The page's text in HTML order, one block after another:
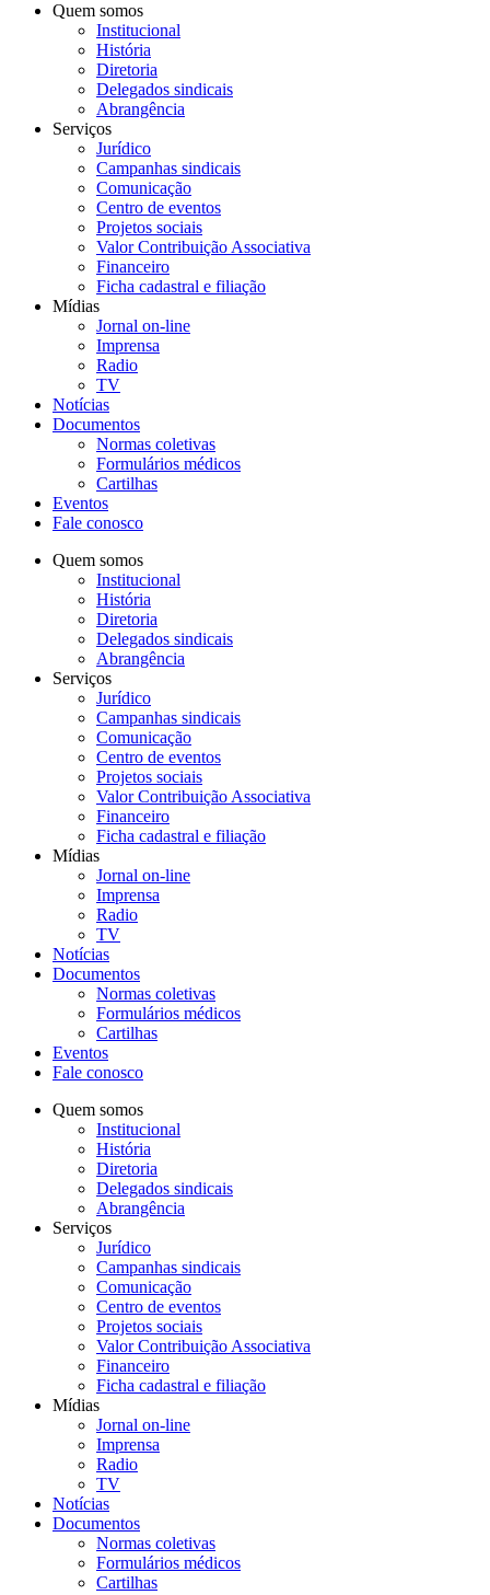
Quem somos
Institucional
História
Diretoria
Delegados sindicais
Abrangência
Serviços
Jurídico
Campanhas sindicais
Comunicação
Centro de eventos
Projetos sociais
Valor Contribuição Associativa
Financeiro
Ficha cadastral e filiação
Mídias
Jornal on-line
Imprensa
Radio
TV
Notícias
Documentos
Normas coletivas
Formulários médicos
Cartilhas
Eventos
Fale conosco
Quem somos
Institucional
História
Diretoria
Delegados sindicais
Abrangência
Serviços
Jurídico
Campanhas sindicais
Comunicação
Centro de eventos
Projetos sociais
Valor Contribuição Associativa
Financeiro
Ficha cadastral e filiação
Mídias
Jornal on-line
Imprensa
Radio
TV
Notícias
Documentos
Normas coletivas
Formulários médicos
Cartilhas
Eventos
Fale conosco
Quem somos
Institucional
História
Diretoria
Delegados sindicais
Abrangência
Serviços
Jurídico
Campanhas sindicais
Comunicação
Centro de eventos
Projetos sociais
Valor Contribuição Associativa
Financeiro
Ficha cadastral e filiação
Mídias
Jornal on-line
Imprensa
Radio
TV
Notícias
Documentos
Normas coletivas
Formulários médicos
Cartilhas